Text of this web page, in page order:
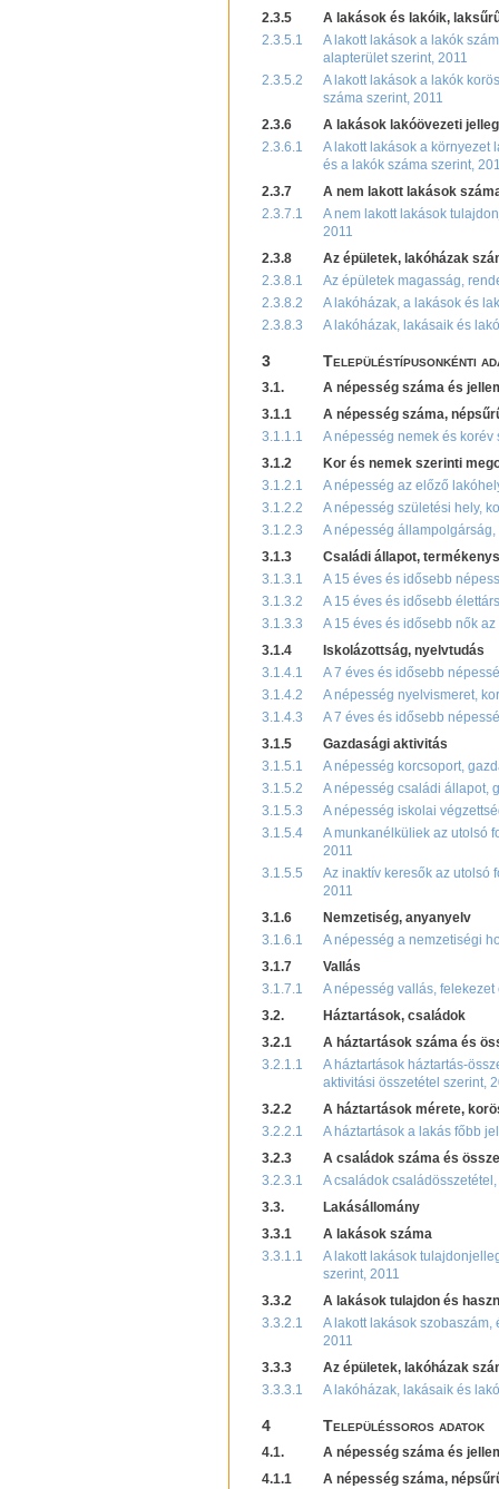
2.3.5
A lakások és lakóik,
2.3.5.1
A lakott lakások a lakók
alapterület szerint, 2011
2.3.5.2
A lakott lakások a lakók
száma szerint, 2011
2.3.6
A lakások lakóövezeti
2.3.6.1
A lakott lakások a környezet
és a lakók száma szerint,
2.3.7
A nem lakott lakások
2.3.7.1
A nem lakott lakások
2011
2.3.8
Az épületek, lakóházak
2.3.8.1
Az épületek magasság,
2.3.8.2
A lakóházak, a lakások és
2.3.8.3
A lakóházak, lakásaik és
3 Településtípusonkénti
3.1.
A népesség száma és
3.1.1
A népesség száma,
3.1.1.1
A népesség nemek és
3.1.2
Kor és nemek szerinti
3.1.2.1
A népesség az előző
3.1.2.2
A népesség születési hely,
3.1.2.3
A népesség
3.1.3
Családi állapot,
3.1.3.1
A 15 éves és idősebb
3.1.3.2
A 15 éves és idősebb
3.1.3.3
A 15 éves és idősebb nők
3.1.4
Iskolázottság, nyelvtudás
3.1.4.1
A 7 éves és idősebb
3.1.4.2
A népesség nyelvismeret,
3.1.4.3
A 7 éves és idősebb
3.1.5
Gazdasági aktivitás
3.1.5.1
A népesség korcsoport,
3.1.5.2
A népesség családi állapot,
3.1.5.3
A népesség iskolai
3.1.5.4
A munkanélküliek az utolsó
2011
3.1.5.5
Az inaktív keresők az utolsó
2011
3.1.6
Nemzetiség, anyanyelv
3.1.6.1
A népesség a nemzetiségi
3.1.7
Vallás
3.1.7.1
A népesség vallás,
3.2.
Háztartások, családok
3.2.1
A háztartások száma és
3.2.1.1
A háztartások háztartás-
aktivitási összetétel szerint,
3.2.2
A háztartások mérete,
3.2.2.1
A háztartások a lakás főbb
3.2.3
A családok száma és
3.2.3.1
A családok
3.3.
Lakásállomány
3.3.1
A lakások száma
3.3.1.1
A lakott lakások
szerint, 2011
3.3.2
A lakások tulajdon és
3.3.2.1
A lakott lakások
2011
3.3.3
Az épületek, lakóházak
3.3.3.1
A lakóházak, lakásaik és
4 Településsoros adatok
4.1.
A népesség száma és
4.1.1
A népesség száma,